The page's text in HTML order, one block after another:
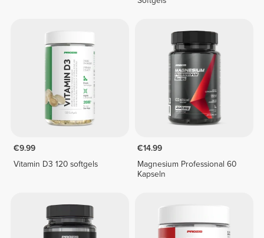
€9.99
Vitamin D3 120 softgels
€14.99
Magnesium Professional 60
Kapseln